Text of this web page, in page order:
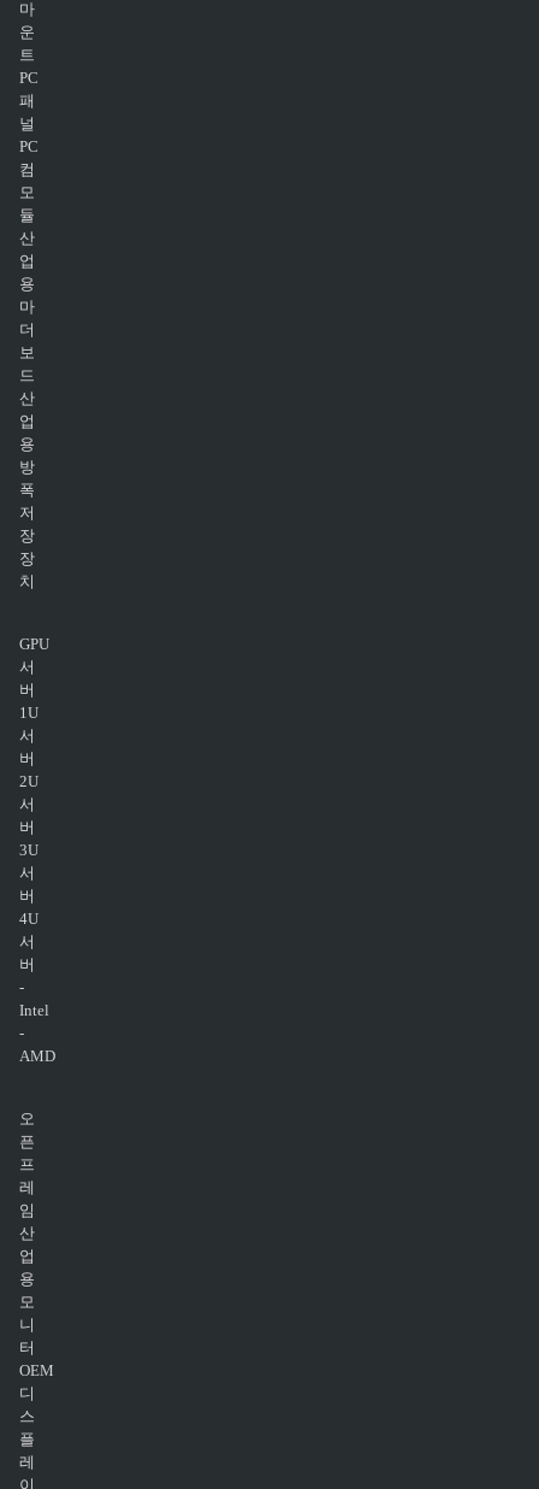
마
운
트
PC
패
널
PC
컴
모
듈
산
업
용
마
더
보
드
산
업
용
방
폭
저
장
장
치
GPU
서
버
1U
서
버
2U
서
버
3U
서
버
4U
서
버
-
Intel
-
AMD
오
픈
프
레
임
산
업
용
모
니
터
OEM
디
스
플
레
이